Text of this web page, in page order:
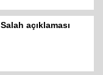
açıklaması